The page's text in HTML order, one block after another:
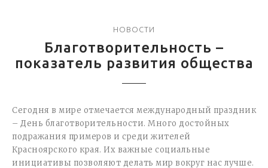
НОВОСТИ
Благотворительность –
показатель развития общества
Сегодня в мире отмечается международный праздник
– День благотворительности. Много достойных
подражания примеров и среди жителей
Красноярского края. Их важные социальные
инициативы позволяют делать мир вокруг нас лучше.